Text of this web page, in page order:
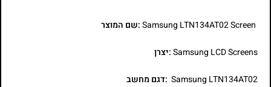
:שם המוצר
Samsung LCD Screens:יצרן
Samsung LTN134AT02 :דגם מחשב